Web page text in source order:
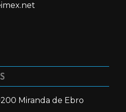
Miranda de Ebro